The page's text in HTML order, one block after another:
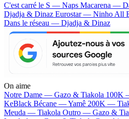
C'est carré le S — Naps Macarena —
Djadja & Dinaz Eurostar — Ninho All
Dans le réseau — Djadja & Dinaz
On aime
Notre Dame — Gazo & Tiakola 100K
KeBlack Bécane —Yamê 200K —
Meuda — Tiakola Outro — Gazo &